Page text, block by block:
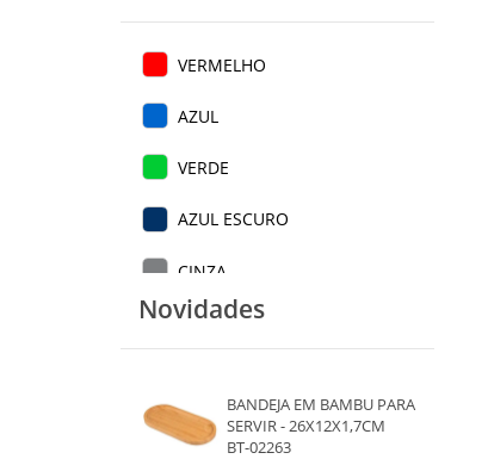
VERMELHO
AZUL
VERDE
AZUL ESCURO
CINZA
ROSA
PRETO
Novidades
BANDEJA EM BAMBU PARA
SERVIR - 26X12X1,7CM
BT-02263